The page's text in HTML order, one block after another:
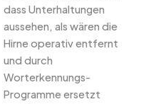
dass Unterhaltungen
aussehen, als wären die
Hirne operativ entfernt
und durch
Worterkennungs-
Programme ersetzt